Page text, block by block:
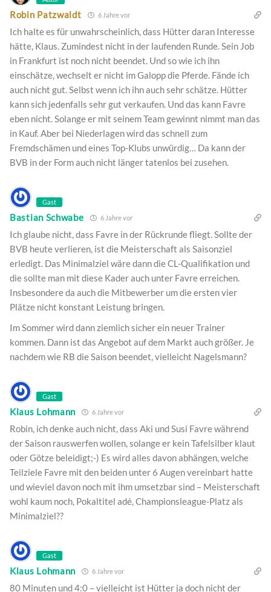
Robin Patzwaldt 6 Jahre vor
Ich halte es für unwahrscheinlich, dass Hütter daran Interesse
hätte, Klaus. Zumindest nicht in der laufenden Runde. Sein Job
in Frankfurt ist noch nicht beendet. Und so wie ich ihn
einschätze, wechselt er nicht im Galopp die Pferde. Fände ich
auch nicht gut. Selbst wenn ich ihn auch sehr schätze. Hütter
kann sich jedenfalls sehr gut verkaufen. Und das kann Favre
eben nicht. Solange er mit seinem Team gewinnt nimmt man das
in Kauf. Aber bei Niederlagen wird das schnell zum
Fremdschämen und eines Top-Klubs unwürdig… Da kann der
BVB in der Form auch nicht länger tatenlos bei zusehen.
Gast
Bastian Schwabe 6 Jahre vor
Ich glaube nicht, dass Favre in der Rückrunde fliegt. Sollte der
BVB heute verlieren, ist die Meisterschaft als Saisonziel
erledigt. Das Minimalziel wäre dann die CL-Qualifikation und
die sollte man mit diese Kader auch unter Favre erreichen.
Insbesondere da auch die Mitbewerber um die ersten vier
Plätze nicht konstant Leistung bringen.
Im Sommer wird dann ziemlich sicher ein neuer Trainer
kommen. Dann ist das Angebot auf dem Markt auch größer. Je
nachdem wie RB die Saison beendet, vielleicht Nagelsmann?
Gast
Klaus Lohmann 6 Jahre vor
Robin, ich denke auch nicht, dass Aki und Susi Favre während
der Saison rauswerfen wollen, solange er kein Tafelsilber klaut
oder Götze beleidigt;-) Es wird alles davon abhängen, welche
Teilziele Favre mit den beiden unter 6 Augen vereinbart hatte
und wieviel davon noch mit ihm umsetzbar sind – Meisterschaft
wohl kaum noch, Pokaltitel adé, Championsleague-Platz als
Minimalziel??
Gast
Klaus Lohmann 6 Jahre vor
80 Minuten und 4:0 – vielleicht ist Hütter ja doch nicht der